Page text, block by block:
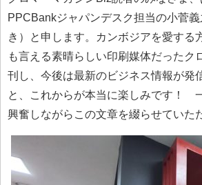
PPCBankジャパンデスク担当の小菅
き）と申します。カンボジアを愛する
も言える素晴らしい印刷媒体だったク
刊し、今後は最新のビジネス情報が発
と、これからが本当に楽しみです！
興奮しながらこの文章を綴らせていた